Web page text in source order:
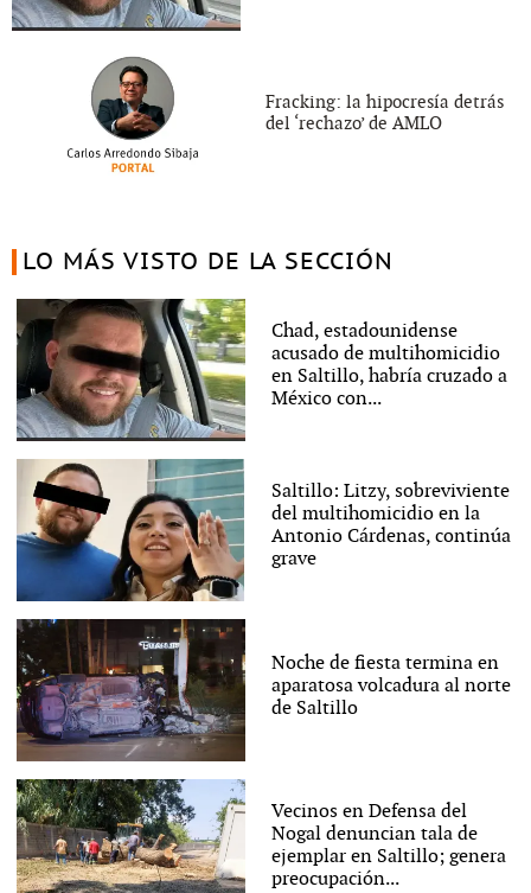
Fracking: la hipocresía detrás
del ‘rechazo’ de AMLO
LO MÁS VISTO DE LA SECCIÓN
Chad, estadounidense
acusado de multihomicidio
en Saltillo, habría cruzado a
México con...
Saltillo: Litzy, sobreviviente
del multihomicidio en la
Antonio Cárdenas, continúa
grave
Noche de fiesta termina en
aparatosa volcadura al norte
de Saltillo
Vecinos en Defensa del
Nogal denuncian tala de
ejemplar en Saltillo; genera
preocupación...